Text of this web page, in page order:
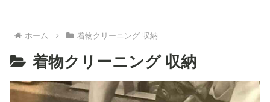
ホーム 着物クリーニング 収納
着物クリーニング 収納